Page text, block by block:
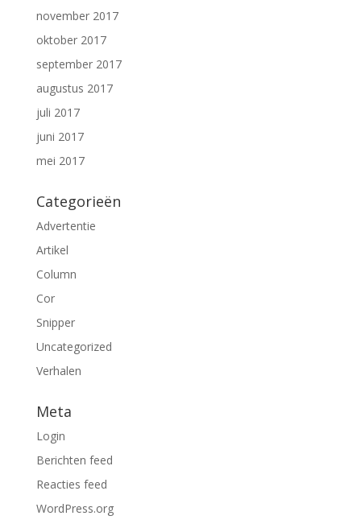
november 2017
oktober 2017
september 2017
augustus 2017
juli 2017
juni 2017
mei 2017
Categorieën
Advertentie
Artikel
Column
Cor
Snipper
Uncategorized
Verhalen
Meta
Login
Berichten feed
Reacties feed
WordPress.org